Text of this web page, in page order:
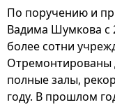
По поручению и
Вадима Шумкова с
более сотни
Отремонтированы
полные залы,
году. В прошлом